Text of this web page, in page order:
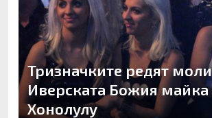
Тризначките редят
Иверската Божия майка
Хонолулу